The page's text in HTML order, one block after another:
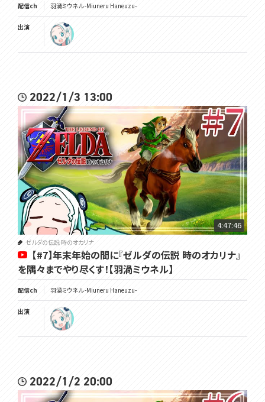
✿私から「どうしてもわかりません教えてくださいお願いします」と懇願
されるまではヒントを言わないでください！まずは自分で考えます！
✿･･･････････････････････････････✿
(加入期間に応じて進化するよ！)
また、オリジナルの絵文字が使えます！
そして不定期ではありますが限定配信もする予定です！
よろしければぜひ✨
加入はこちらから：https://www.youtube.com/channel/UCE5VgVGR
PfNCjXPeTe1QJHA/join
✿･･･････････････････････････････✿
羽渦ミウネル -Miuneru Haneuzu-
分類：うずモンスター
タイプ：みず
高さ：1.33m
特性：おしゃべり
Twitter：https://twitter.com/Miuneru_
ファンアート：#はね絵図
※活動に使わせていただくことがあります
配信感想：#見ルネル
ファンネーム：うずまき
ファンマーク：🌀(サイクロンの絵文字)
✉️https://voms.net/contact/mailform/
Twitter：https://twitter.com/VOMS_Project
HP：https://voms.net/
配信ch 羽渦ミウネル -Miuneru Haneuzu-
出演
2022/1/3 13:00
4:47:46
ゼルダの伝説 時のオカリナ
【#7】年末年始の間に『ゼルダの伝説 時のオカリナ』
を隅々までやり尽くす！【羽渦ミウネル】
配信ch 羽渦ミウネル -Miuneru Haneuzu-
出演
2022/1/2 20:00